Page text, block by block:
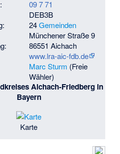
:
09 7 71
DEB3B
24Gemeinden
Münchener Straße 9
86551 Aichach
www.lra-aic-fdb.de
Marc Sturm (Freie
Wähler)
Aichach-Friedberg in
Bayern
Karte